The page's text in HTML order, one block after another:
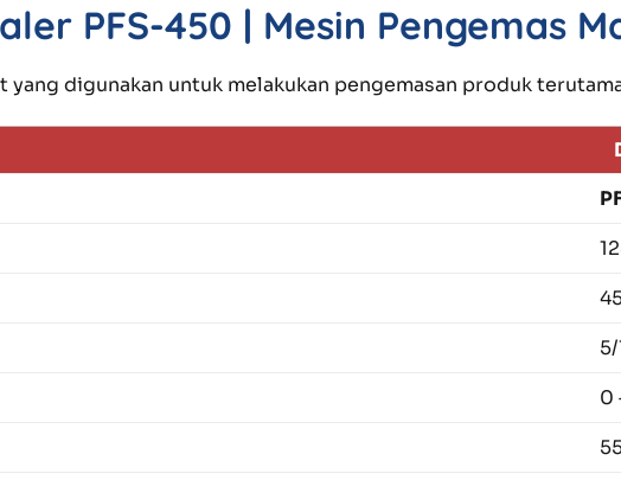
PFS-450 | Mesin Pengemas
yang digunakan untuk melakukan pengemasan produk
0